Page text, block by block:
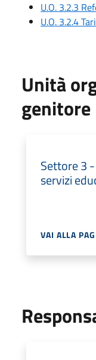
U.O. 3.2.3
U.O. 3.2.4
Unità
genitore
Settore 3
servizi
VAI ALLA